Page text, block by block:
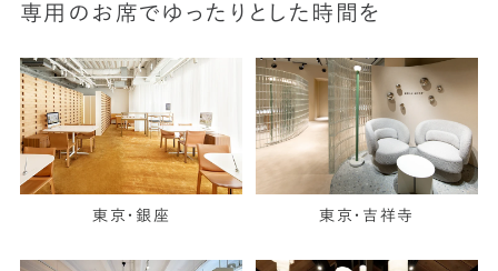
専用のお席でゆったりとした時間を
東京・銀座 東京・吉祥寺